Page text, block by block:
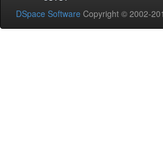
DSpace Software Copyright © 2002-